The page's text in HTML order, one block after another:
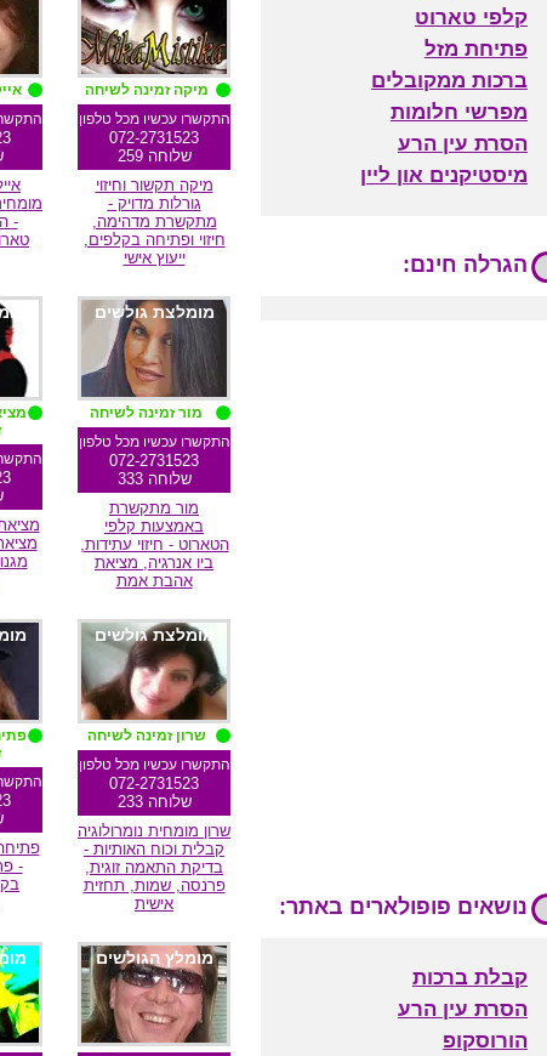
מיקה זמינה לשיחה
התקשרו עכשיו מכל טלפון
072-2731523
שלוחה 259
מיקה תקשור וחיזוי
גורלות מדויק -
מתקשרת מדהימה,
חיזוי ופתיחה בקלפים,
ייעוץ אישי
-
מומלצת גולשים
מור זמינה לשיחה
התקשרו עכשיו מכל טלפון
072-2731523
שלוחה 333
מור מתקשרת
באמצעות קלפי
הטארוט - חיזוי עתידות,
ביו אנרגיה, מציאת
אהבת אמת
מומלצת גולשים
שרון זמינה לשיחה
התקשרו עכשיו מכל טלפון
072-2731523
שלוחה 233
שרון מומחית נומרולוגיה
קבלית וכוח האותיות -
בדיקת התאמה זוגית,
פרנסה, שמות, תחזית
אישית
-
מומלץ הגולשים
קלפי טארוט
פתיחת מזל
ברכות ממקובלים
מפרשי חלומות
הסרת עין הרע
מיסטיקנים און ליין
הגרלה חינם:
נושאים פופולארים באתר:
קבלת ברכות
הסרת עין הרע
הורוסקופ